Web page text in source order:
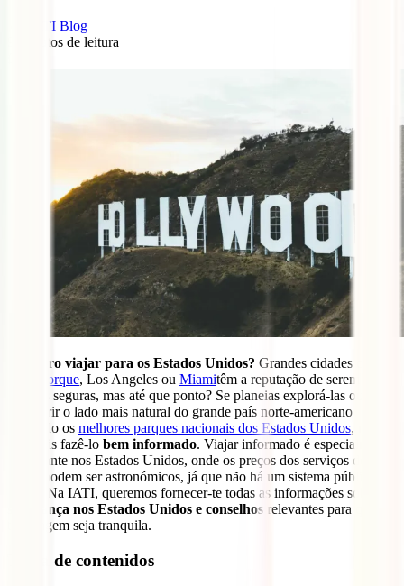
IATI Blog
minutos de leitura
É seguro viajar para os Estados Unidos? Grandes cidades como
Nova Iorque, Los Angeles ou Miamitêm a reputação de serem
cidades seguras, mas até que ponto? Se planeias explorá-las ou
descobrir o lado mais natural do grande país norte-americano
visitando os melhores parques nacionais dos Estados Unidos, nunca
é demais fazê-lo bem informado. Viajar informado é especialmente
importante nos Estados Unidos, onde os preços dos serviços de
saúde podem ser astronómicos, já que não há um sistema público de
saúde. Na IATI, queremos fornecer-te todas as informações sobre a
segurança nos Estados Unidos e conselhos relevantes para que a
tua viagem seja tranquila.
Tabla de contenidos